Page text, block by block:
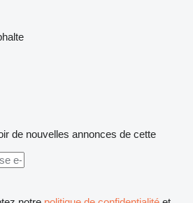
de nouvelles annonces de cette